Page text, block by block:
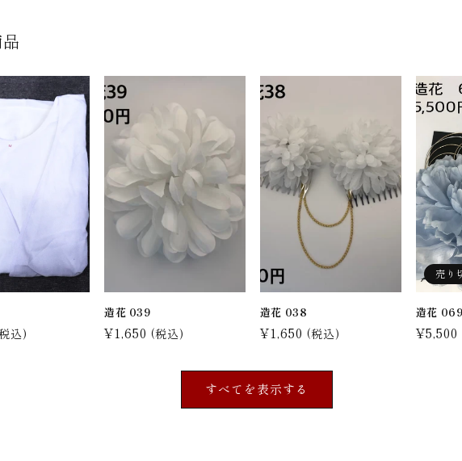
込)
造花 039
通
¥1,650 (税込)
造花 038
通
価
格
¥1,650 (税込)
売り
造花 069
通
¥5,500
すべてを表示する